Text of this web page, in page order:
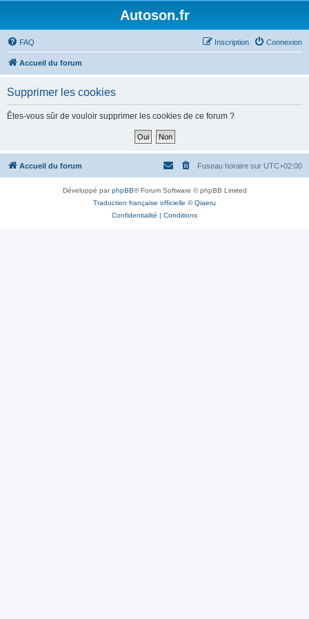
Autoson.fr
FAQ Connexion
Inscription
Accueil du forum
Supprimer les cookies
Êtes-vous sûr de vouloir supprimer les cookies de ce forum ?
Accueil du forum Fuseau horaire sur UTC+02:00
Développé parphpBB® Forum Software © phpBB Limited
Traduction française officielle ©Qiaeru
Confidentialité | Conditions